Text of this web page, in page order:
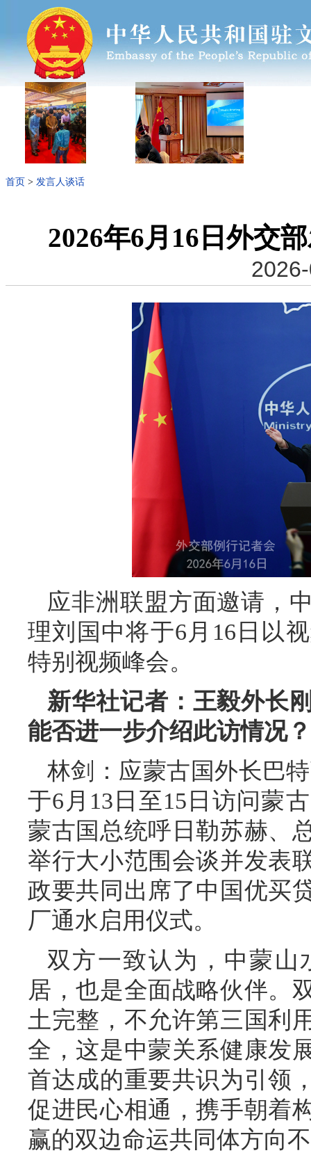
首页 > 发言人谈话
2026年6月16日外交
应非洲联盟方面邀请，
理刘国中将于6月16日以
特别视频峰会。
新华社记者：王毅外长
能否进一步介绍此访情况？
林剑：应蒙古国外长巴
于6月13日至15日访问蒙
蒙古国总统呼日勒苏赫、
举行大小范围会谈并发表
政要共同出席了中国优买
厂通水启用仪式。
双方一致认为，中蒙山
居，也是全面战略伙伴。
土完整，不允许第三国利
全，这是中蒙关系健康发
首达成的重要共识为引领
促进民心相通，携手朝着
赢的双边命运共同体方向